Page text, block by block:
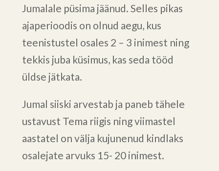
Jumalale püsima jäänud. Selles pikas
ajaperioodis on olnud aegu, kus
teenistustel osales 2 – 3 inimest ning
tekkis juba küsimus, kas seda tööd
üldse jätkata.
Jumal siiski arvestab ja paneb tähele
ustavust Tema riigis ning viimastel
aastatel on välja kujunenud kindlaks
osalejate arvuks 15- 20 inimest.